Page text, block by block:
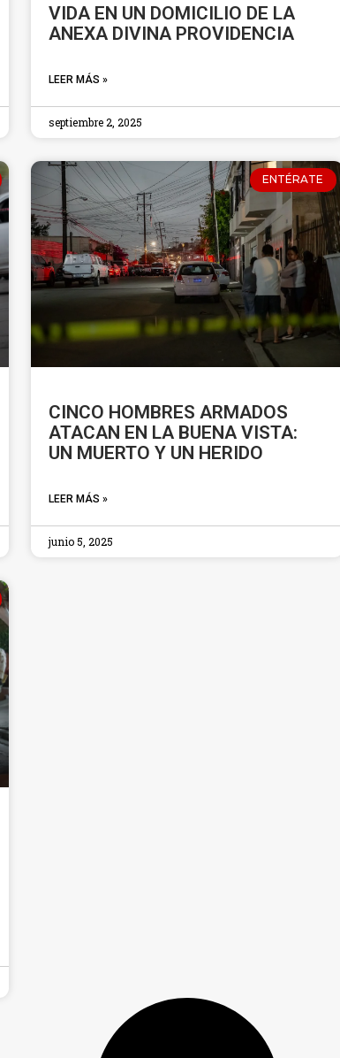
VIDA EN UN DOMICILIO DE LA
ANEXA DIVINA PROVIDENCIA
LEER MÁS »
septiembre 2, 2025
ENTÉRATE
CINCO HOMBRES ARMADOS
ATACAN EN LA BUENA VISTA:
UN MUERTO Y UN HERIDO
LEER MÁS »
junio 5, 2025